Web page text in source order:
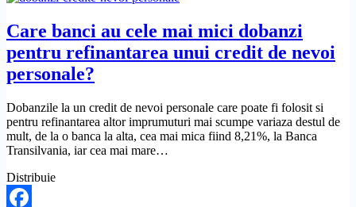
Care banci au cele mai mici dobanzi
pentru refinantarea unui credit de nevoi
personale?
Dobanzile la un credit de nevoi personale care poate fi folosit si
pentru refinantarea altor imprumuturi mai scumpe variaza destul de
mult, de la o banca la alta, cea mai mica fiind 8,21%, la Banca
Transilvania, iar cea mai mare…
Distribuie